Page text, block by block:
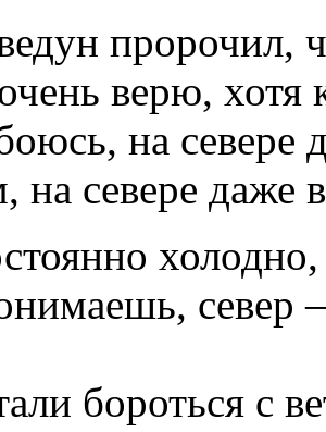
пророчил,
верю, хотя
на севере
на севере даже
север
бороться с